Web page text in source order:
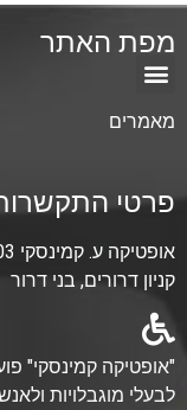
מפת האתר
מאמרים
פרטי
אופטיקה ע. קמינסקי 2003 בע"מ
קניון דרורים, בני דרור
"אופטיקה קמינסקי"
לבעלי מוגבלויות